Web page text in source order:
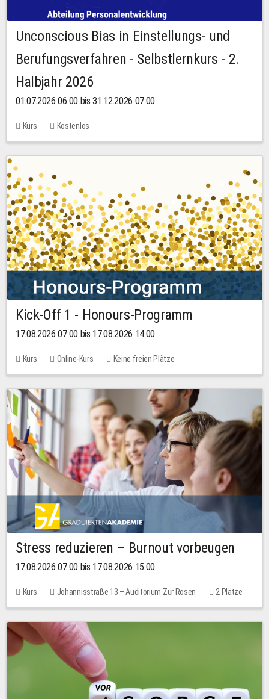
Unconscious Bias in Einstellungs- und
Berufungsverfahren - Selbstlernkurs - 2.
Halbjahr 2026
01.07.2026 06:00 bis 31.12.2026 07:00
Kurs Kostenlos
Kick-Off 1 - Honours-Programm
17.08.2026 07:00 bis 17.08.2026 14:00
Kurs Online-Kurs Keine freien Plätze
Stress reduzieren – Burnout vorbeugen
17.08.2026 07:00 bis 17.08.2026 15:00
Kurs Johannisstraße 13 – Auditorium Zur Rosen
2 Plätze
10,00 EUR